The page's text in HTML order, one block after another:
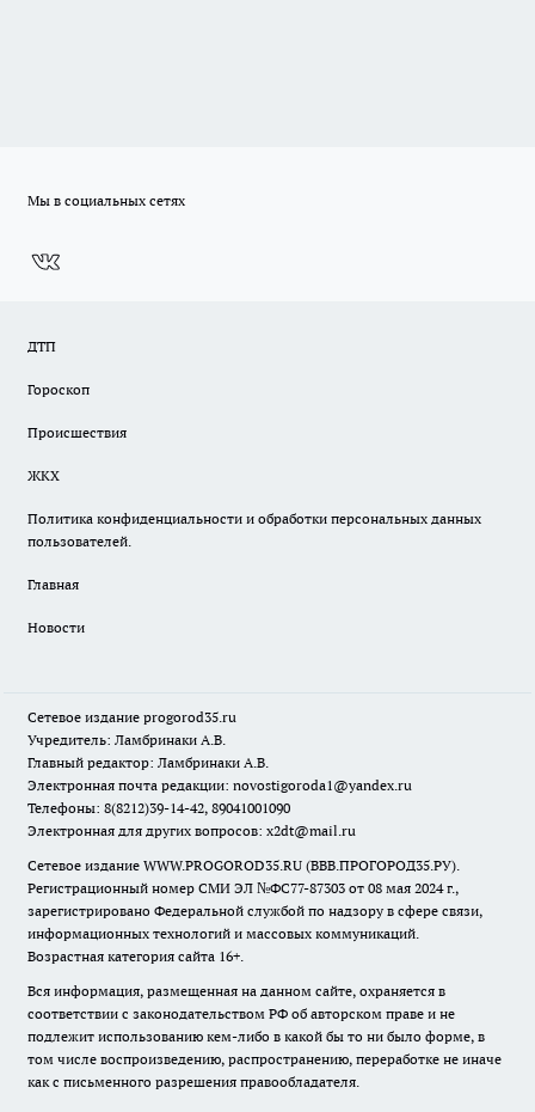
Мы в социальных сетях
ДТП
Гороскоп
Происшествия
ЖКХ
Политика конфиденциальности и обработки персональных данных
пользователей.
Главная
Новости
Сетевое издание progorod35.ru
Учредитель: Ламбринаки А.В.
Главный редактор: Ламбринаки А.В.
Электронная почта редакции: novostigoroda1@yandex.ru
Телефоны: 8(8212)39-14-42, 89041001090
Электронная для других вопросов: x2dt@mail.ru
Сетевое издание WWW.PROGOROD35.RU (ВВВ.ПРОГОРОД35.РУ).
Регистрационный номер СМИ ЭЛ №ФС77-87303 от 08 мая 2024 г.,
зарегистрировано Федеральной службой по надзору в сфере связи,
информационных технологий и массовых коммуникаций.
Возрастная категория сайта 16+.
Вся информация, размещенная на данном сайте, охраняется в
соответствии с законодательством РФ об авторском праве и не
подлежит использованию кем-либо в какой бы то ни было форме, в
том числе воспроизведению, распространению, переработке не иначе
как с письменного разрешения правообладателя.